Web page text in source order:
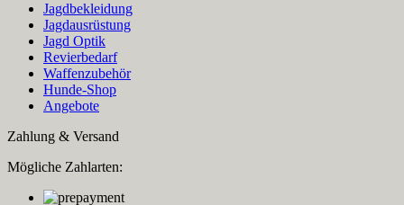
Jagdbekleidung
Jagdausrüstung
Jagd Optik
Revierbedarf
Waffenzubehör
Hunde-Shop
Angebote
Zahlung & Versand
Mögliche Zahlarten: